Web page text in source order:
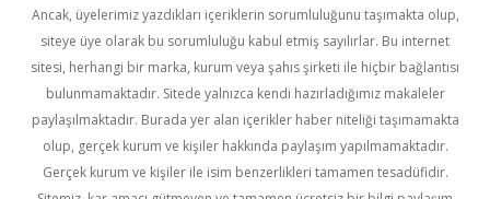
Ancak, üyelerimiz yazdıkları içeriklerin sorumluluğunu taşımakta olup,
siteye üye olarak bu sorumluluğu kabul etmiş sayılırlar. Bu internet
sitesi, herhangi bir marka, kurum veya şahıs şirketi ile hiçbir bağlantısı
bulunmamaktadır. Sitede yalnızca kendi hazırladığımız makaleler
paylaşılmaktadır. Burada yer alan içerikler haber niteliği taşımamakta
olup, gerçek kurum ve kişiler hakkında paylaşım yapılmamaktadır.
Gerçek kurum ve kişiler ile isim benzerlikleri tamamen tesadüfidir.